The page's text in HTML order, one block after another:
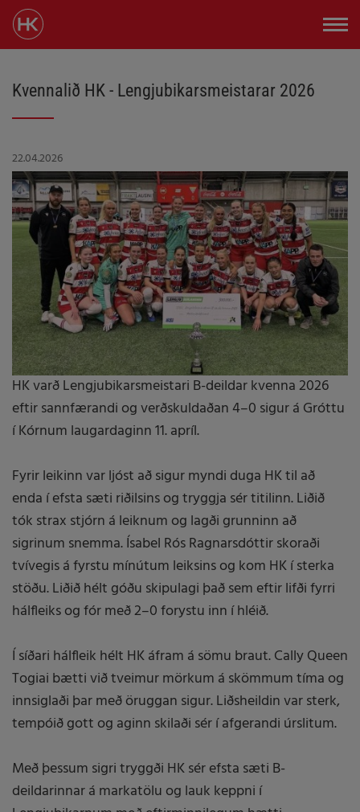
Kvennalið HK - Lengjubikarsmeistarar 2026
22.04.2026
HK varð Lengjubikarsmeistari B-deildar kvenna 2026
eftir sannfærandi og verðskuldaðan 4–0 sigur á Gróttu
í Kórnum laugardaginn 11. apríl.
Fyrir leikinn var ljóst að sigur myndi duga HK til að
enda í efsta sæti riðilsins og tryggja sér titilinn. Liðið
tók strax stjórn á leiknum og lagði grunninn að
sigrinum snemma. Ísabel Rós Ragnarsdóttir skoraði
tvívegis á fyrstu mínútum leiksins og kom HK í sterka
stöðu. Liðið hélt góðu skipulagi það sem eftir lifði fyrri
hálfleiks og fór með 2–0 forystu inn í hléið.
Í síðari hálfleik hélt HK áfram á sömu braut. Cally Queen
Togiai bætti við tveimur mörkum á skömmum tíma og
innsiglaði þar með öruggan sigur. Liðsheildin var sterk,
tempóið gott og aginn skilaði sér í afgerandi úrslitum.
Með þessum sigri tryggði HK sér efsta sæti B-
deildarinnar á markatölu og lauk keppni í